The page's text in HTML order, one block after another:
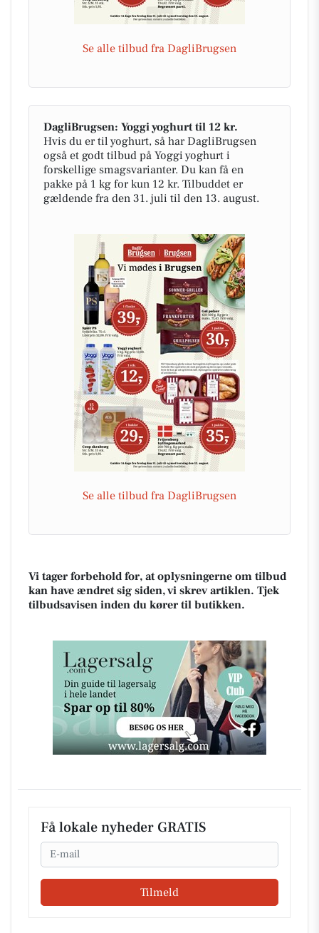
Se alle tilbud fra DagliBrugsen
DagliBrugsen: Yoggi yoghurt til 12 kr.
Hvis du er til yoghurt, så har DagliBrugsen
også et godt tilbud på Yoggi yoghurt i
forskellige smagsvarianter. Du kan få en
pakke på 1 kg for kun 12 kr. Tilbuddet er
gældende fra den 31. juli til den 13. august.
Se alle tilbud fra DagliBrugsen
Vi tager forbehold for, at oplysningerne om tilbud
kan have ændret sig siden, vi skrev artiklen. Tjek
tilbudsavisen inden du kører til butikken.
Få lokale nyheder GRATIS
Email
Tilmeld